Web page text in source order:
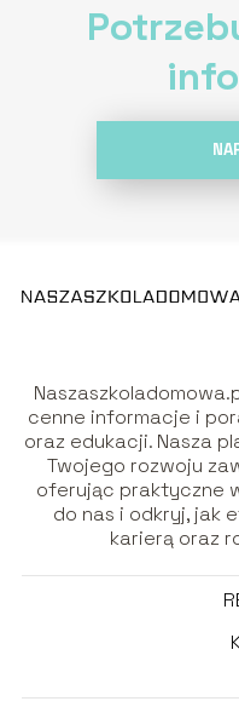
cenne informacje i
oraz edukacji. Nasza
Twojego rozwoju
oferując praktyczne
do nas i odkryj, jak
karierą oraz